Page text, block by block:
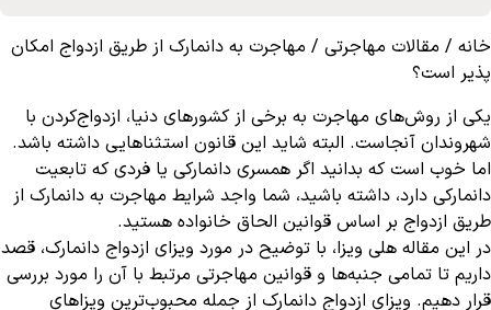
خانه / مقالات مهاجرتی / مهاجرت به دانمارک از طریق ازدواج امکان
پذیر است؟
یکی از روش‌های مهاجرت به برخی از کشورهای دنیا، ازدواج‌کردن با
شهروندان آنجاست. البته شاید این قانون استثناهایی داشته باشد.
اما خوب است که بدانید اگر همسری دانمارکی یا فردی که تابعیت
دانمارکی دارد، داشته باشید، شما واجد شرایط مهاجرت به دانمارک از
طریق ازدواج بر اساس قوانین الحاق خانواده هستید.
در این مقاله هلی ویزا، با توضیح در مورد ویزای ازدواج دانمارک، قصد
داریم تا تمامی جنبه‌ها و قوانین مهاجرتی مرتبط با آن را مورد بررسی
قرار دهیم. ویزای ازدواج دانمارک از جمله محبوب‌ترین ویزاهای